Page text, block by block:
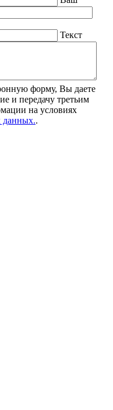
Текст
форму, Вы даете
и передачу третьим
на условиях
данных..